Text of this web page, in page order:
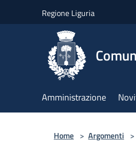
Regione Liguria
Amministrazione
Home > Argomenti >